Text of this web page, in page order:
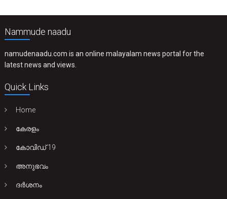
Nammude naadu
namudenaadu.com is an online malayalam news portal for the
latest news and views.
Quick Links
Home
കേരളം
കോവിഡ് 19
അനുഭവം
ദർശനം